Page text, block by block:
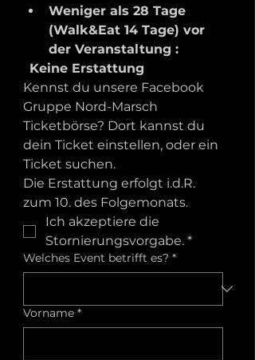
Weniger als 28 Tage
(Walk&Eat 14 Tage) vor
der Veranstaltung :
Keine Erstattung
Kennst du unsere Facebook
Gruppe Nord-Marsch
Ticketbörse? Dort kannst du
dein Ticket einstellen, oder ein
Ticket suchen.
Die Erstattung erfolgt i.d.R.
zum 10. des Folgemonats.
Ich akzeptiere die
Stornierungsvorgabe. *
Welches Event betrifft es? *
Vorname *